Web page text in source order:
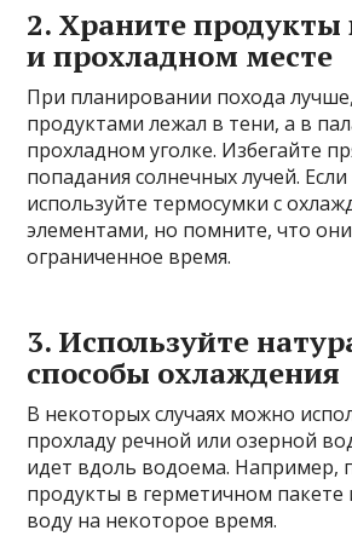
2. Храните
и прохладном месте
При планировании похода
продуктами лежал в тени, а в
прохладном уголке. Избегайте
попадания солнечных лучей.
используйте термосумки с
элементами, но помните, что
ограниченное время.
3. Используйте
способы охлаждения
В некоторых случаях можно
прохладу речной или озерной
идет вдоль водоема. Например,
продукты в герметичном пакете
воду на некоторое время.